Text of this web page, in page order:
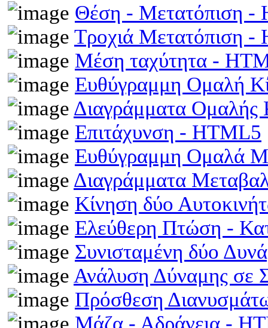
Θέση - Μετατόπιση -
Τροχιά Μετατόπιση -
Μέση ταχύτητα -
Ευθύγραμμη Ομαλή
Διαγράμματα
Επιτάχυνση - HTML5
Ευθύγραμμη Ομαλά
Διαγράμματα
Κίνηση δύο
Ελεύθερη Πτώση -
Συνισταμένη δύο
Ανάλυση Δύναμης σε
Πρόσθεση
Μάζα - Αδράνεια -